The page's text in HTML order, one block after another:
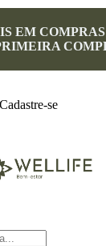
EM
Cadastre-se